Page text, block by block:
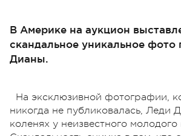
В Америке на аукцион
скандальное уникальное фото
Дианы.
На эксклюзивной фотографии,
никогда не публиковалась, Леди
коленях у неизвестного